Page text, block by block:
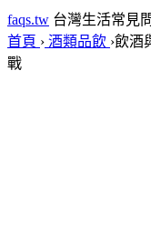
faqs.tw 台灣生活常見
首頁 › 酒類品飲 ›飲酒
戰